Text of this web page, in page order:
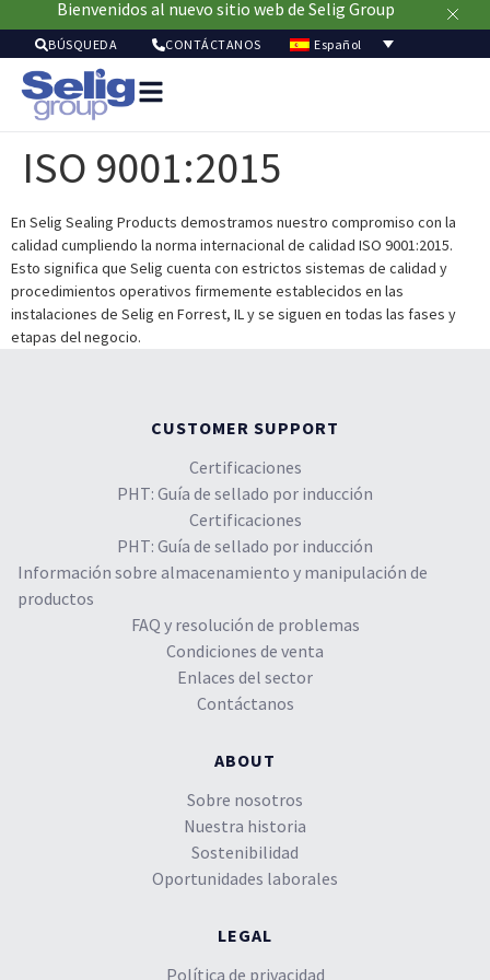
Bienvenidos al nuevo sitio web de Selig Group
BÚSQUEDA CONTÁCTANOS Español
ISO 9001:2015
En Selig Sealing Products demostramos nuestro compromiso con la
calidad cumpliendo la norma internacional de calidad ISO 9001:2015.
Esto significa que Selig cuenta con estrictos sistemas de calidad y
procedimientos operativos firmemente establecidos en las
instalaciones de Selig en Forrest, IL y se siguen en todas las fases y
etapas del negocio.
CUSTOMER SUPPORT
Certificaciones
PHT: Guía de sellado por inducción
Certificaciones
PHT: Guía de sellado por inducción
Información sobre almacenamiento y manipulación de
productos
FAQ y resolución de problemas
Condiciones de venta
Enlaces del sector
Contáctanos
ABOUT
Sobre nosotros
Nuestra historia
Sostenibilidad
Oportunidades laborales
LEGAL
Política de privacidad